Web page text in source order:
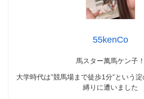
55kenCo
馬スター萬馬ケン子！
大学時代は”競馬場まで徒歩1分”という
縛りに遭いました